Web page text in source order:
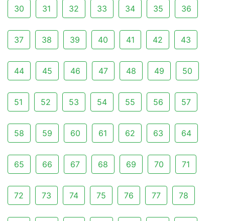
30 31 32 33 34 35 36
37 38 39 40 41 42 43
44 45 46 47 48 49 50
51 52 53 54 55 56 57
58 59 60 61 62 63 64
65 66 67 68 69 70 71
72 73 74 75 76 77 78